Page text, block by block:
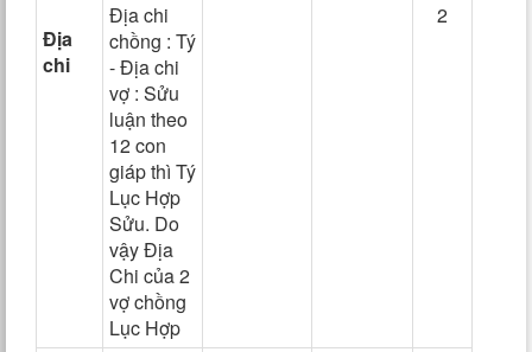
Địa
chi
Địa chi
chồng : Tý
- Địa chi
vợ : Sửu
luận theo
12 con
giáp thì Tý
Lục Hợp
Sửu. Do
vậy Địa
Chi của 2
vợ chồng
Lục Hợp
2